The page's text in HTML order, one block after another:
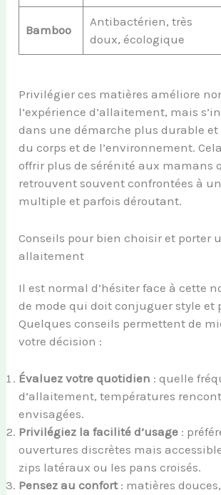
Bamboo
Antibactérien, très
doux, écologique
Privilégier ces matières améliore
l’expérience d’allaitement, mais
dans une démarche plus durable et
du corps et de l’environnement.
offrir plus de sérénité aux mamans
retrouvent souvent confrontées à
multiple et parfois déroutant.
Conseils pour bien choisir et porter
allaitement
Il est normal d’hésiter face à cette
de mode qui doit conjuguer style et
Quelques conseils permettent de
votre décision :
Évaluez votre quotidien : quelle
d’allaitement, températures
envisagées.
Privilégiez la facilité d’usage :
ouvertures discrètes mais
zips latéraux ou les pans croisés.
Pensez au confort: matières